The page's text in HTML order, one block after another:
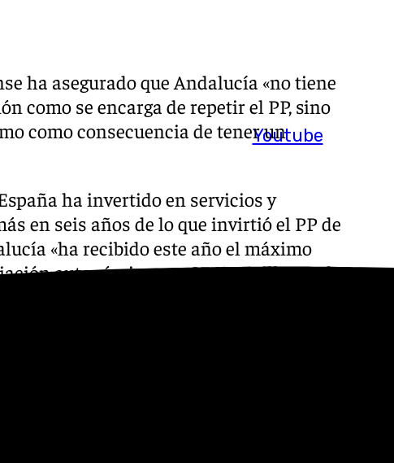
Youtube
ha asegurado que Andalucía «no tiene
como se encarga de repetir el PP, sino
como consecuencia de tener un
ha invertido en servicios y
en seis años de lo que invirtió el PP de
«ha recibido este año el máximo
autonómica con 27.910 millones de
al subir las entregas a cuenta hasta
ha dicho, Andalucía habrá contado con